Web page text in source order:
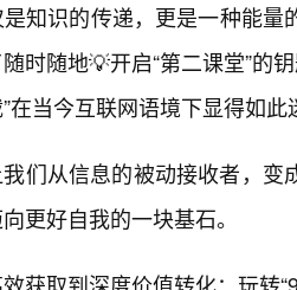
知识的传递，更是一种能
时随地💡开启“第二课堂”的
在当今互联网语境下显得如
们从信息的被动接收者，
更好自我的一块基石。